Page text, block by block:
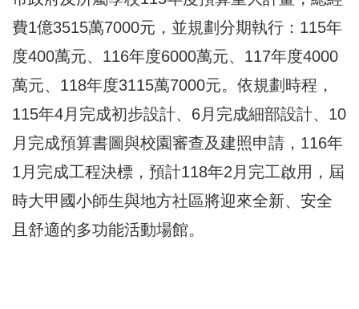
費1億3515萬7000元，並規劃分期執行：115年
度400萬元、116年度6000萬元、117年度4000
萬元、118年度3115萬7000元。依規劃時程，
115年4月完成初步設計、6月完成細部設計、10
月完成預算書圖與校園審查及建照申請，116年
1月完成工程決標，預計118年2月完工啟用，屆
時大甲國小師生與地方社區將迎來全新、安全
且舒適的多功能活動場館。